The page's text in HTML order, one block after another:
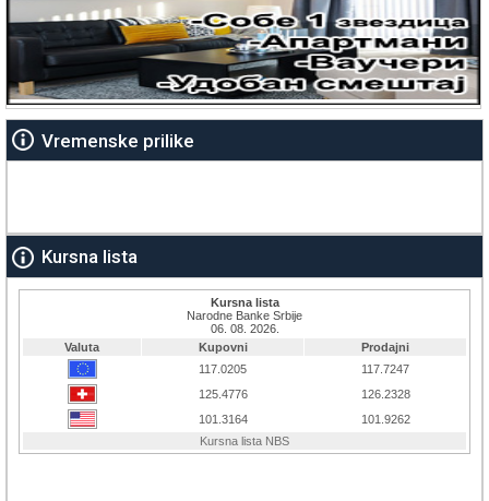
Vremenske prilike
Kursna lista